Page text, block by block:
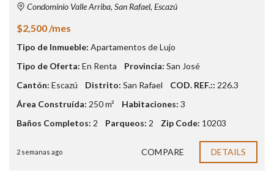
Condominio Valle Arriba, San Rafael, Escazú
$2,500 /mes
Tipo de Inmueble: Apartamentos de Lujo
Tipo de Oferta: En Renta Provincia: San José
Cantón: Escazú Distrito: San Rafael COD. REF.:: 226.3
Área Construída: 250 m² Habitaciones: 3
Baños Completos: 2 Parqueos: 2 Zip Code: 10203
2 semanas ago COMPARE DETAILS